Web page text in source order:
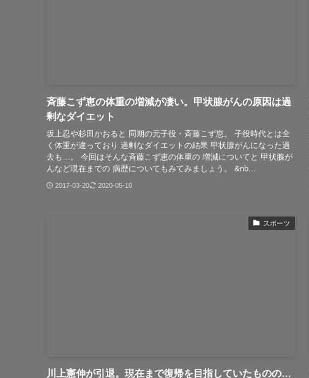
斉藤こず恵の体重の増減が凄い。甲状腺がんの原因は過
剰なダイエット
坂上忍や杉田かおると 同期の元子役・斉藤こず恵。 子役時代とは全
く体重が違っており 過剰なダイエットの結果 甲状腺がんになった過
去も…。 今回はそんな斉藤こず恵の体重の 増減についてと 甲状腺が
んなど現在までの 病歴についてもみてみましょう。 &nb...
2017-03-20 2020-05-10
スポーツ
川上憲伸が引退。現在まで復帰を目指していたものの…